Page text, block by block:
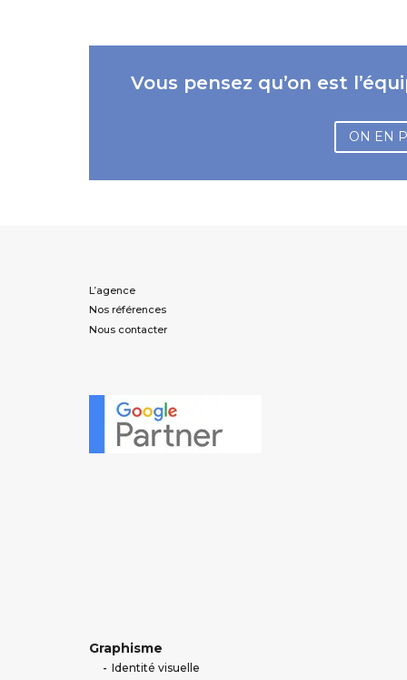
Vous pensez qu’on est
ON EN
L’agence
Nos références
Nous contacter
Graphisme
Identité visuelle